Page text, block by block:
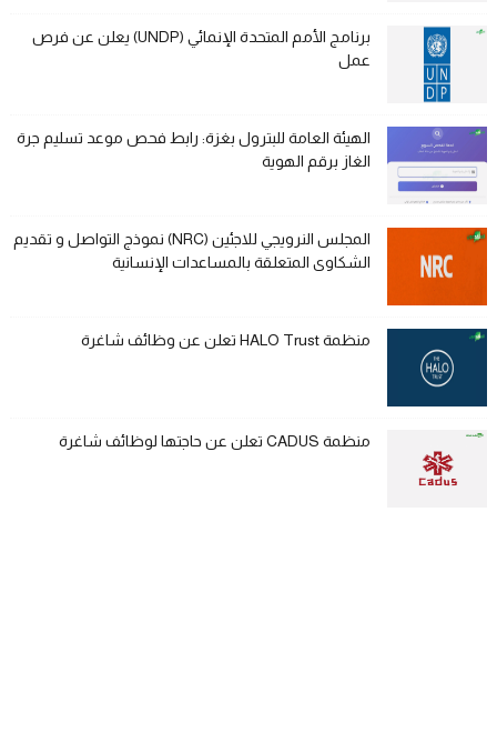
برنامج الأمم المتحدة الإنمائي (UNDP) يعلن عن فرص
عمل
الهيئة العامة للبترول بغزة: رابط فحص موعد تسليم جرة
الغاز برقم الهوية
المجلس النرويجي للاجئين (NRC) نموذج التواصل و تقديم
الشكاوى المتعلقة بالمساعدات الإنسانية
منظمة HALO Trust تعلن عن وظائف شاغرة
منظمة CADUS تعلن عن حاجتها لوظائف شاغرة